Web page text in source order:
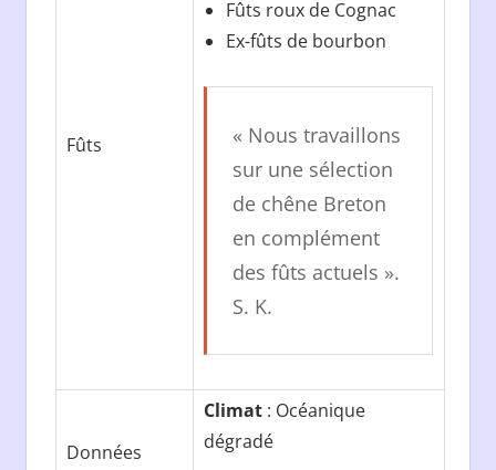
Fûts
Fûts roux de Cognac
Ex-fûts de bourbon
« Nous travaillons
sur une sélection
de chêne Breton
en complément
des fûts actuels ».
S. K.
Données
Climat : Océanique
dégradé